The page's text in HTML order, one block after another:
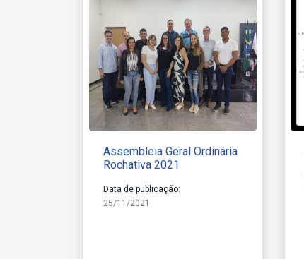
Assembleia Geral Ordinária
Rochativa 2021
Data de publicação:
25/11/2021